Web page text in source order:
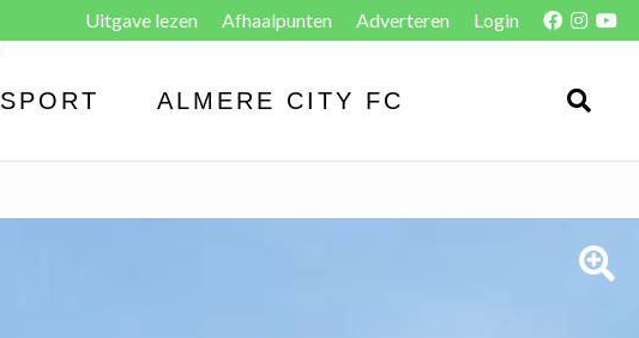
Uitgave lezen Afhaalpunten Adverteren Login
SPORT ALMERE CITY FC